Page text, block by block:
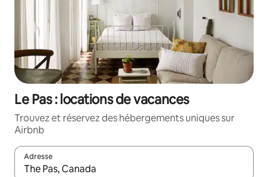
Le Pas : locations de vacances
Trouvez et réservez des hébergements uniques sur
Airbnb
Adresse
Lorsque les résultats s'affichent, utilisez les flèches vers le